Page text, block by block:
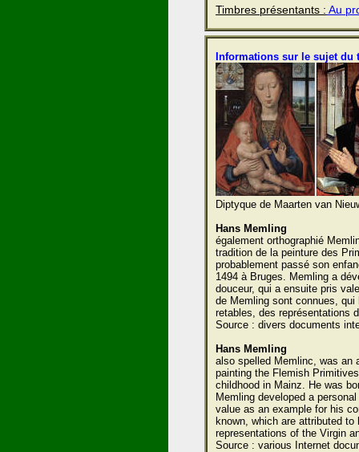
Timbres présentants : Au
Informations sur le sujet du
Diptyque de Maarten van
Hans Memling
également orthographié
tradition de la peinture des
probablement passé son
1494 à Bruges. Memling a
douceur, qui a ensuite pris
de Memling sont connues,
retables, des représentations
Source : divers documents
Hans Memling
also spelled Memlinc, was an
painting the Flemish
childhood in Mainz. He was
Memling developed a
value as an example for his
known, which are attributed
representations of the Virgin
Source : various Internet